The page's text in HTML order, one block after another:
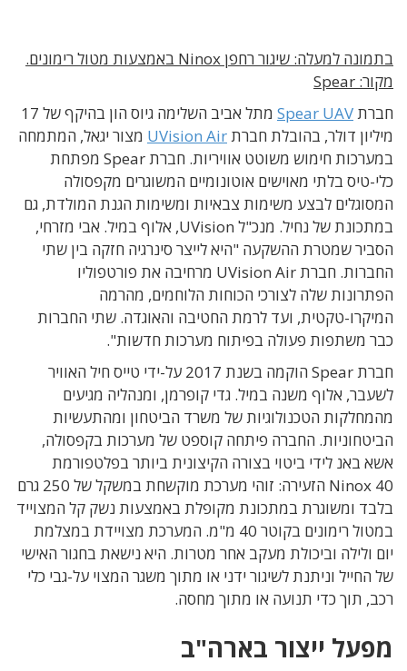
בתמונה למעלה: שיגור רחפן Ninox באמצעות מטול רימונים.
מקור: Spear
חברת Spear UAV
מתל אביב השלימה גיוס הון בהיקף של 17
מיליון דולר, בהובלת חברת UVision Air מצור יגאל, המתמחה
במערכות חימוש משוטט אוויריות. חברת Spear מפתחת
כלי-טיס בלתי מאוישים אוטונומיים המשוגרים מקפסולה
המסוגלים לבצע משימות צבאיות ומשימות הגנת המולדת, גם
במתכונת של נחיל. מנכ"ל UVision, אלוף במיל. אבי מזרחי,
הסביר שמטרת ההשקעה "היא לייצר סינרגיה חזקה בין שתי
החברות. חברת UVision Air מרחיבה את פורטפוליו
הפתרונות שלה לצורכי הכוחות הלוחמים, מהרמה
המיקרו-טקטית, ועד לרמת החטיבה והאוגדה. שתי החברות
כבר משתפות פעולה בפיתוח מערכות חדשות".
חברת Spear הוקמה בשנת 2017 על-ידי טייס חיל האוויר
לשעבר, אלוף משנה במיל. גדי קופרמן, ומנהליה מגיעים
מהמחלקות הטכנולוגיות של משרד הביטחון ומהתעשיות
הביטחוניות. החברה פיתחה קוספט של מערכות בקפסולה,
אשא באנ לידי ביטוי בצורה הקיצונית ביותר בפלטפורמת
Ninox 40 הזעירה: זוהי מערכת מוקשחת במשקל של 250 גרם
בלבד ומשוגרת במתכונת מקופלת באמצעות נשק קל המצוייד
במטול רימונים בקוטר 40 מ"מ. המערכת מצויידת במצלמת
יום ולילה וביכולת מעקב אחר מטרות. היא נישאת בחגור האישי
של החייל וניתנת לשיגור ידני או מתוך משגר המצוי על-גבי כלי
רכב, תוך כדי תנועה או מתוך מחסה.
מפעל ייצור בארה"ב